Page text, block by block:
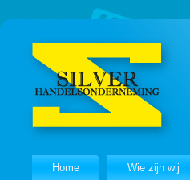
Home Wie zijn wij